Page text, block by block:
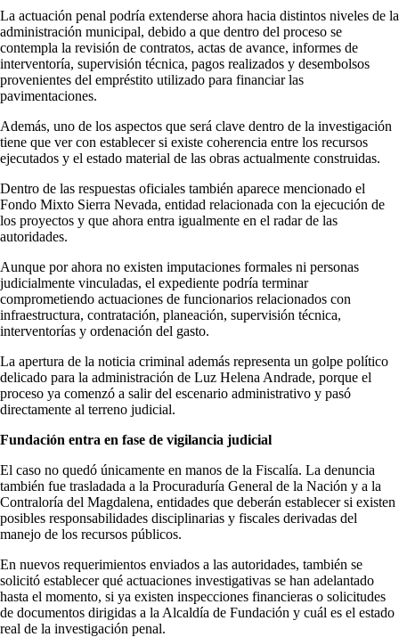
La actuación penal podría extenderse ahora hacia distintos niveles de la
administración municipal, debido a que dentro del proceso se
contempla la revisión de contratos, actas de avance, informes de
interventoría, supervisión técnica, pagos realizados y desembolsos
provenientes del empréstito utilizado para financiar las
pavimentaciones.
Además, uno de los aspectos que será clave dentro de la investigación
tiene que ver con establecer si existe coherencia entre los recursos
ejecutados y el estado material de las obras actualmente construidas.
Dentro de las respuestas oficiales también aparece mencionado el
Fondo Mixto Sierra Nevada, entidad relacionada con la ejecución de
los proyectos y que ahora entra igualmente en el radar de las
autoridades.
Aunque por ahora no existen imputaciones formales ni personas
judicialmente vinculadas, el expediente podría terminar
comprometiendo actuaciones de funcionarios relacionados con
infraestructura, contratación, planeación, supervisión técnica,
interventorías y ordenación del gasto.
La apertura de la noticia criminal además representa un golpe político
delicado para la administración de Luz Helena Andrade, porque el
proceso ya comenzó a salir del escenario administrativo y pasó
directamente al terreno judicial.
Fundación entra en fase de vigilancia judicial
El caso no quedó únicamente en manos de la Fiscalía. La denuncia
también fue trasladada a la Procuraduría General de la Nación y a la
Contraloría del Magdalena, entidades que deberán establecer si existen
posibles responsabilidades disciplinarias y fiscales derivadas del
manejo de los recursos públicos.
En nuevos requerimientos enviados a las autoridades, también se
solicitó establecer qué actuaciones investigativas se han adelantado
hasta el momento, si ya existen inspecciones financieras o solicitudes
de documentos dirigidas a la Alcaldía de Fundación y cuál es el estado
real de la investigación penal.